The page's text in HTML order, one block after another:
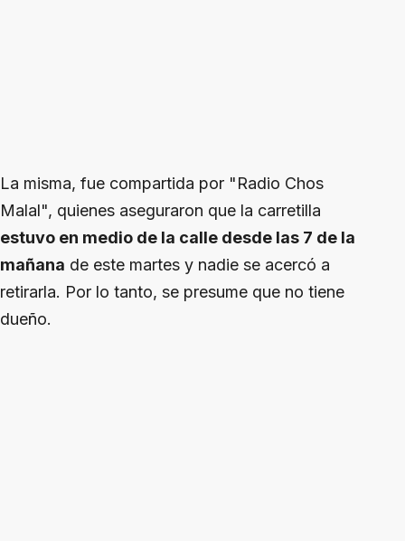
La misma, fue compartida por "Radio Chos
Malal", quienes aseguraron que la carretilla
estuvo en medio de la calle desde las 7 de la
mañana de este martes y nadie se acercó a
retirarla. Por lo tanto, se presume que no tiene
dueño.